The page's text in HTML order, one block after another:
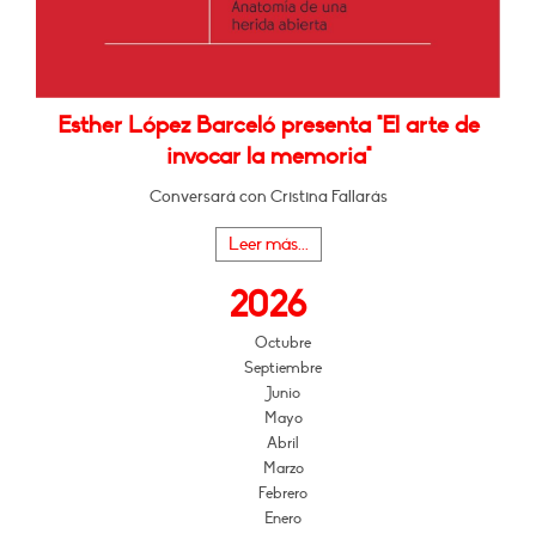
Esther López Barceló presenta "El arte de
invocar la memoria"
Conversará con Cristina Fallarás
Leer más...
2026
Octubre
Septiembre
Junio
Mayo
Abril
Marzo
Febrero
Enero